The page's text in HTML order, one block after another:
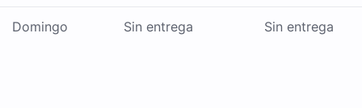
Domingo Sin entrega Sin entrega